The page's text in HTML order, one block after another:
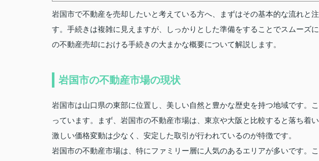
岩国市で不動産を売却したいと考えている方へ、まずはその基本的な流れと
す。手続きは複雑に見えますが、しっかりとした準備をすることでスムーズ
の不動産売却における手続きの大まかな概要について解説します。
岩国市の不動産市場の現状
岩国市は山口県の東部に位置し、美しい自然と豊かな歴史を持つ地域です。
っています。まず、岩国市の不動産市場は、東京や大阪と比較すると落ち着
激しい価格変動は少なく、安定した取引が行われているのが特徴です。
岩国市の不動産市場は、特にファミリー層に人気のあるエリアが多いです。